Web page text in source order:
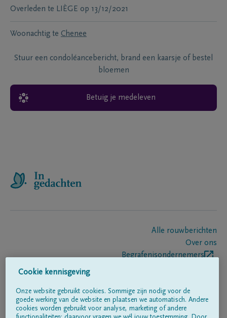
Overleden te LIÈGE op 13/12/2021
Woonachtig te Chenee
Stuur een condoléancebericht, brand een kaarsje of bestel
bloemen
Betuig je medeleven
Alle rouwberichten
Over ons
Begrafenisondernemers
Volg ons op
Cookie kennisgeving
Onze website gebruikt cookies. Sommige zijn nodig voor de
goede werking van de website en plaatsen we automatisch. Andere
cookies worden gebruikt voor analyse, marketing of andere